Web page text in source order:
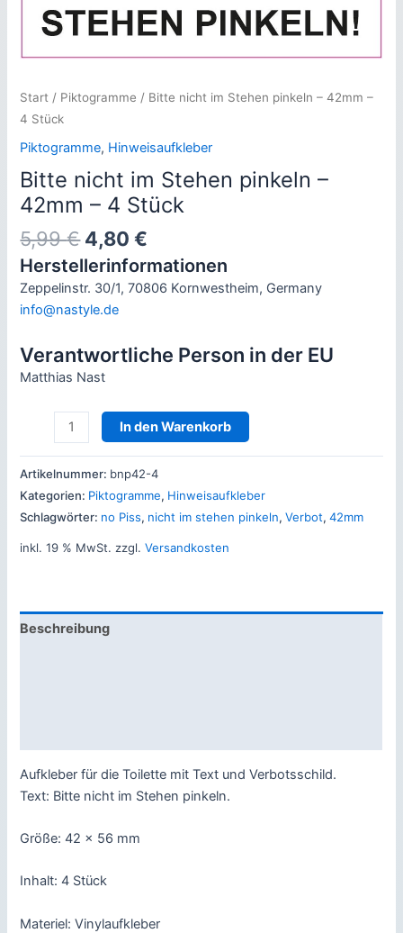
Start / Piktogramme / Bitte nicht im Stehen pinkeln – 42mm –
4 Stück
Piktogramme, Hinweisaufkleber
Bitte nicht im Stehen pinkeln –
42mm – 4 Stück
5,99€ Ursprünglicher
Preis
war:
5,99 €
4,80€
Preis
ist:
Herstellerinformationen
Zeppelinstr. 30/1, 70806 Kornwestheim, Germany
info@nastyle.de
Verantwortliche Person in der EU
Matthias Nast
pinkeln
42mm
Stück
Menge
In den Warenkorb
Artikelnummer: bnp42-4
Kategorien: Piktogramme, Hinweisaufkleber
Schlagwörter: no Piss, nicht im stehen pinkeln,Verbot,42mm
inkl. 19 % MwSt. zzgl.Versandkosten
Beschreibung
Aufkleber für die Toilette mit Text und Verbotsschild.
Text: Bitte nicht im Stehen pinkeln.
Größe: 42 x 56 mm
Inhalt: 4 Stück
Materiel: Vinylaufkleber